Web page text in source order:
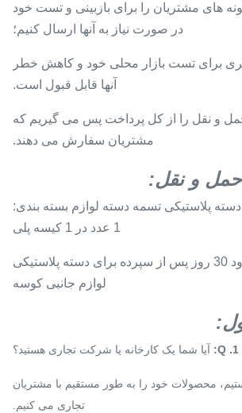
های مشتریان را برای بازبینی و تست خود
در صورت نیاز به آنها ارسال کنیم؛
برای تست بازار محلی خود و کاهش خطر
آنها قابل قبول است.
حمل و نقل را از کل پرداخت پس می گیریم که
مشتریان سفارش می دهند.
حمل و نقل:
دسته پلاستیکی تسمه دسته لوازم بسته بندی:
1 عدد در 1 کیسه پلی
حدود 30 روز پس از سپرده برای دسته پلاستیکی
لوازم جانبی کوسه
1. Q: آیا شما یک کارخانه یا شرکت تجاری هستید؟
محصولات خود را به طور مستقیم با مشتریان
تجاری می کنیم.